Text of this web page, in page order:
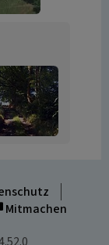
Mitmachen